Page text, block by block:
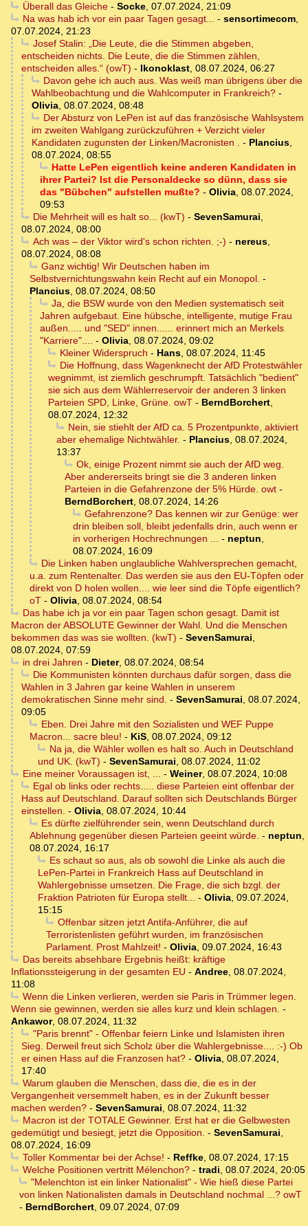
Überall das Gleiche- Socke, 07.07.2024, 21:09
Na was hab ich vor ein paar Tagen gesagt... - sensortimecom,
07.07.2024, 21:23
Josef Stalin: „Die Leute, die die Stimmen abgeben,
entscheiden nichts. Die Leute, die die Stimmen zählen,
entscheiden alles.“ (owT) - Ikonoklast, 08.07.2024, 06:27
Davon gehe ich auch aus. Was weiß man übrigens über die
Wahlbeobachtung und die Wahlcomputer in Frankreich? -
Olivia, 08.07.2024, 08:48
Der Absturz von LePen ist auf das französische Wahlsystem
im zweiten Wahlgang zurückzuführen + Verzicht vieler
Kandidaten zugunsten der Linken/Macronisten . - Plancius,
08.07.2024, 08:55
Hatte LePen eigentlich keine anderen Kandidaten in
ihrer Partei? Ist die Personaldecke so dünn, dass sie
das "Bübchen" aufstellen mußte? - Olivia, 08.07.2024,
09:53
Die Mehrheit will es halt so... (kwT) - SevenSamurai,
08.07.2024, 08:00
Ach was – der Viktor wird's schon richten. ;-) - nereus,
08.07.2024, 08:08
Ganz wichtig! Wir Deutschen haben im
Selbstvernichtungswahn kein Recht auf ein Monopol. -
Plancius, 08.07.2024, 08:50
Ja, die BSW wurde von den Medien systematisch seit
Jahren aufgebaut. Eine hübsche, intelligente, mutige Frau
außen..... und "SED" innen...... erinnert mich an Merkels
"Karriere".... - Olivia, 08.07.2024, 09:02
Kleiner Widerspruch - Hans, 08.07.2024, 11:45
Die Hoffnung, dass Wagenknecht der AfD Protestwähler
wegnimmt, ist ziemlich geschrumpft. Tatsächlich "bedient"
sie sich aus dem Wählerreservoir der anderen 3 linken
Parteien SPD, Linke, Grüne. owT - BerndBorchert,
08.07.2024, 12:32
Nein, sie stiehlt der AfD ca. 5 Prozentpunkte, aktiviert
aber ehemalige Nichtwähler. - Plancius, 08.07.2024,
13:37
Ok, einige Prozent nimmt sie auch der AfD weg.
Aber andererseits bringt sie die 3 anderen linken
Parteien in die Gefahrenzone der 5% Hürde. owt -
BerndBorchert, 08.07.2024, 14:26
Gefahrenzone? Das kennen wir zur Genüge: wer
drin bleiben soll, bleibt jedenfalls drin, auch wenn er
in vorherigen Hochrechnungen ... - neptun,
08.07.2024, 16:09
Die Linken haben unglaubliche Wahlversprechen gemacht,
u.a. zum Rentenalter. Das werden sie aus den EU-Töpfen oder
direkt von D holen wollen.... wie leer sind die Töpfe eigentlich?
oT - Olivia, 08.07.2024, 08:54
Das habe ich ja vor ein paar Tagen schon gesagt. Damit ist
Macron der ABSOLUTE Gewinner der Wahl. Und die Menschen
bekommen das was sie wollten. (kwT) - SevenSamurai,
08.07.2024, 07:59
in drei Jahren - Dieter, 08.07.2024, 08:54
Die Kommunisten könnten durchaus dafür sorgen, dass die
Wahlen in 3 Jahren gar keine Wahlen in unserem
demokratischen Sinne mehr sind. - SevenSamurai, 08.07.2024,
09:05
Eben. Drei Jahre mit den Sozialisten und WEF Puppe
Macron... sacre bleu! - KiS, 08.07.2024, 09:12
Na ja, die Wähler wollen es halt so. Auch in Deutschland
und UK. (kwT) - SevenSamurai, 08.07.2024, 11:02
Eine meiner Voraussagen ist, ... - Weiner, 08.07.2024, 10:08
Egal ob links oder rechts..... diese Parteien eint offenbar der
Hass auf Deutschland. Darauf sollten sich Deutschlands Bürger
einstellen. - Olivia, 08.07.2024, 10:44
Es dürfte zielführender sein, wenn Deutschland durch
Ablehnung gegenüber diesen Parteien geeint würde. - neptun,
08.07.2024, 16:17
Es schaut so aus, als ob sowohl die Linke als auch die
LePen-Partei in Frankreich Hass auf Deutschland in
Wahlergebnisse umsetzen. Die Frage, die sich bzgl. der
Fraktion Patrioten für Europa stellt... - Olivia, 09.07.2024,
15:15
Offenbar sitzen jetzt Antifa-Anführer, die auf
Terroristenlisten geführt wurden, im französischen
Parlament. Prost Mahlzeit! - Olivia, 09.07.2024, 16:43
Das bereits absehbare Ergebnis heißt: kräftige
Inflationssteigerung in der gesamten EU - Andree, 08.07.2024,
11:08
Wenn die Linken verlieren, werden sie Paris in Trümmer legen.
Wenn sie gewinnen, werden sie alles kurz und klein schlagen. -
Ankawor, 08.07.2024, 11:32
"Paris brennt" - Offenbar feiern Linke und Islamisten ihren
Sieg. Derweil freut sich Scholz über die Wahlergebnisse.... :-) Ob
er einen Hass auf die Franzosen hat? - Olivia, 08.07.2024,
17:40
Warum glauben die Menschen, dass die, die es in der
Vergangenheit versemmelt haben, es in der Zukunft besser
machen werden? - SevenSamurai, 08.07.2024, 11:32
Macron ist der TOTALE Gewinner. Erst hat er die Gelbwesten
gedemütigt und besiegt, jetzt die Opposition. - SevenSamurai,
08.07.2024, 16:09
Toller Kommentar bei der Achse! - Reffke, 08.07.2024, 17:15
Welche Positionen vertritt Mélenchon?- tradi, 08.07.2024, 20:05
"Melenchton ist ein linker Nationalist" - Wie hieß diese Partei
von linken Nationalisten damals in Deutschland nochmal ...? owT
- BerndBorchert, 09.07.2024, 07:09